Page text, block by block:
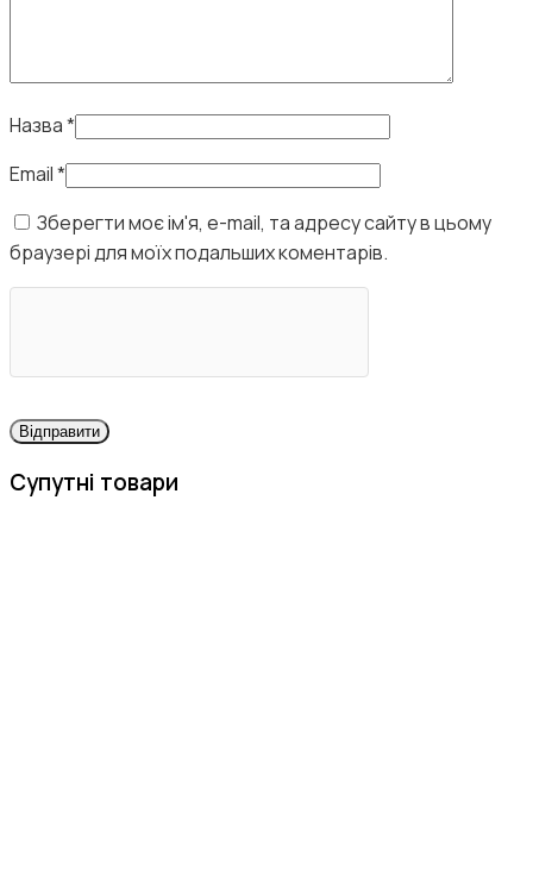
Назва*
Email*
Зберегти моє ім'я, e-mail, та адресу сайту в цьому
браузері для моїх подальших коментарів.
Супутні товари